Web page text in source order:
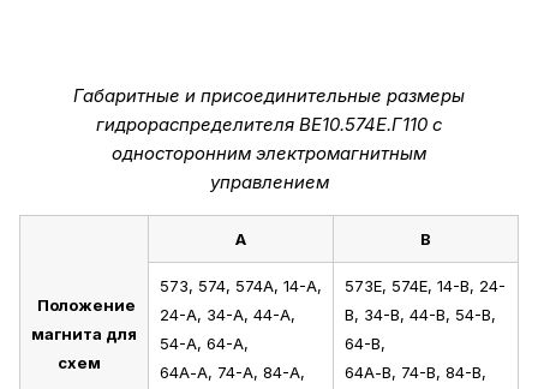
Габаритные и присоединительные размеры
гидрораспределителя ВЕ10.574Е.Г110 с
односторонним электромагнитным
управлением
Положение
магнита для
схем
А В
573, 574, 574А, 14-А,
24-А, 34-А, 44-А,
54-А, 64-А,
64А-А, 74-А, 84-А,
573Е, 574Е, 14-В, 24-
В, 34-В, 44-В, 54-В,
64-В,
64А-В, 74-В, 84-В,